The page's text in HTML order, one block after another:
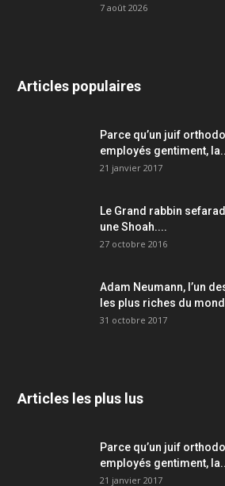
7 août 2026
Articles populaires
Parce qu’un juif
employés gentiment,
21 janvier 2017
Le Grand rabbin
une Shoah....
27 octobre 2016
Adam Neumann, l’un
les plus riches du
31 octobre 2017
Articles les plus lus
Parce qu’un juif
employés gentiment,
21 janvier 2017